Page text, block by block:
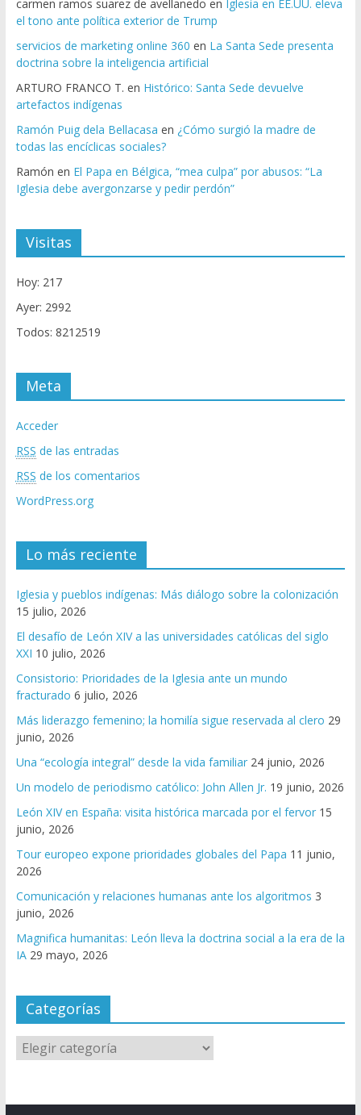
carmen ramos suarez de avellanedo en Iglesia en EE.UU. eleva
el tono ante política exterior de Trump
servicios de marketing online 360 en La Santa Sede presenta
doctrina sobre la inteligencia artificial
ARTURO FRANCO T. en Histórico: Santa Sede devuelve
artefactos indígenas
Ramón Puig dela Bellacasa en ¿Cómo surgió la madre de
todas las encíclicas sociales?
Ramón en El Papa en Bélgica, “mea culpa” por abusos: “La
Iglesia debe avergonzarse y pedir perdón”
Visitas
Hoy: 217
Ayer: 2992
Todos: 8212519
Meta
Acceder
RSS de las entradas
RSS de los comentarios
WordPress.org
Lo más reciente
Iglesia y pueblos indígenas: Más diálogo sobre la colonización
15 julio, 2026
El desafío de León XIV a las universidades católicas del siglo
XXI 10 julio, 2026
Consistorio: Prioridades de la Iglesia ante un mundo
fracturado 6 julio, 2026
Más liderazgo femenino; la homilía sigue reservada al clero 29
junio, 2026
Una “ecología integral” desde la vida familiar 24 junio, 2026
Un modelo de periodismo católico: John Allen Jr. 19 junio, 2026
León XIV en España: visita histórica marcada por el fervor 15
junio, 2026
Tour europeo expone prioridades globales del Papa 11 junio,
2026
Comunicación y relaciones humanas ante los algoritmos 3
junio, 2026
Magnifica humanitas: León lleva la doctrina social a la era de la
IA 29 mayo, 2026
Categorías